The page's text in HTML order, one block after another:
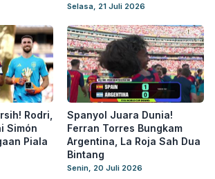
Selasa, 21 Juli 2026
Rodri,
Simón
Piala
Spanyol Juara Dunia!
Ferran Torres Bungkam
Argentina, La Roja Sah Dua
Bintang
Senin, 20 Juli 2026